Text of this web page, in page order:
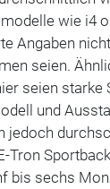
wie i4
Angaben
seien.
seien starke
und
jedoch
Tron
bis sechs